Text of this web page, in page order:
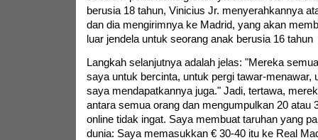
berusia 18 tahun, Vinicius Jr. menyerahkannya
dan dia mengirimnya ke Madrid, yang akan
luar jendela untuk seorang anak berusia 16 tahun
Langkah selanjutnya adalah jelas: "Mereka
saya untuk bercinta, untuk pergi tawar-menawar,
saya mendapatkannya juga." Jadi, tertawa,
antara semua orang dan mengumpulkan 20 atau
online tidak ingat. Saya membuat taruhan yang
dunia: Saya memasukkan € 30-40 itu ke Real